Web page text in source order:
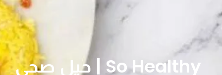
So Healthy | حيل صحي